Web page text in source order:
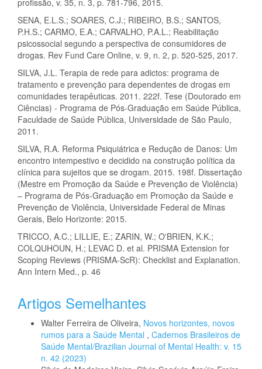
profissão, v. 35, n. 3, p. 781-796, 2015.
SENA, E.L.S.; SOARES, C.J.; RIBEIRO, B.S.; SANTOS,
P.H.S.; CARMO, E.A.; CARVALHO, P.A.L.; Reabilitação
psicossocial segundo a perspectiva de consumidores de
drogas. Rev Fund Care Online, v. 9, n. 2, p. 520-525, 2017.
SILVA, J.L. Terapia de rede para adictos: programa de
tratamento e prevenção para dependentes de drogas em
comunidades terapêuticas. 2011. 222f. Tese (Doutorado em
Ciências) - Programa de Pós-Graduação em Saúde Pública,
Faculdade de Saúde Pública, Universidade de São Paulo,
2011.
SILVA, R.A. Reforma Psiquiátrica e Redução de Danos: Um
encontro intempestivo e decidido na construção política da
clínica para sujeitos que se drogam. 2015. 198f. Dissertação
(Mestre em Promoção da Saúde e Prevenção de Violência)
– Programa de Pós-Graduação em Promoção da Saúde e
Prevenção de Violência, Universidade Federal de Minas
Gerais, Belo Horizonte: 2015.
TRICCO, A.C.; LILLIE, E.; ZARIN, W.; O'BRIEN, K.K.;
COLQUHOUN, H.; LEVAC D. et al. PRISMA Extension for
Scoping Reviews (PRISMA-ScR): Checklist and Explanation.
Ann Intern Med., p. 46
Artigos Semelhantes
Walter Ferreira de Oliveira, Novos horizontes, novos
rumos para a Saúde Mental , Cadernos Brasileiros de
Saúde Mental/Brazilian Journal of Mental Health: v. 15
n. 42 (2023)